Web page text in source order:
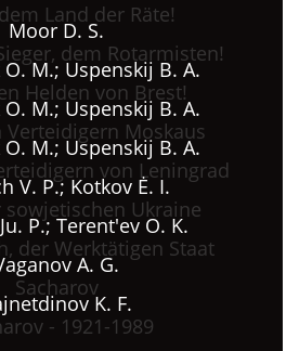
Land der Räte!
Moor D. S.
dem Rotarmisten!
M.; Uspenskij B. A.
Helden von Brest!
M.; Uspenskij B. A.
Verteidigern Moskaus
M.; Uspenskij B. A.
von Leningrad
V. P.; Kotkov Ė. I.
sowjetischen Ukraine
P.; Terent'ev O. K.
der Werktätigen Staat
A. G.
Sacharov
K. F.
- 1921-1989